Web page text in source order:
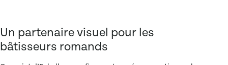
Un partenaire visuel pour les
bâtisseurs romands